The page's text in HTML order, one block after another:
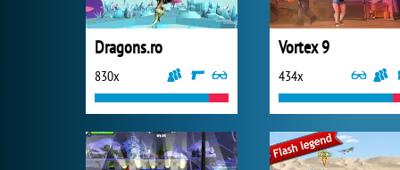
Dragons.ro
830x
Vortex 9
434x